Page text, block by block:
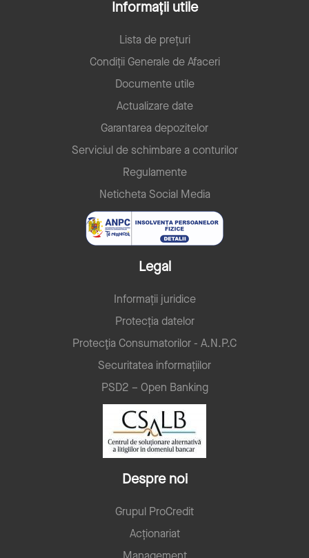
Informații utile
Lista de prețuri
Condiții Generale de Afaceri
Documente utile
Actualizare date
Garantarea depozitelor
Serviciul de schimbare a conturilor
Regulamente
Neticheta Social Media
Legal
Informații juridice
Protecția datelor
Protecţia Consumatorilor - A.N.P.C
Securitatea informațiilor
PSD2 – Open Banking
Despre noi
Grupul ProCredit
Acționariat